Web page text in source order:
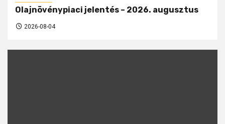
Olajnövénypiaci jelentés – 2026. augusztus
2026-08-04